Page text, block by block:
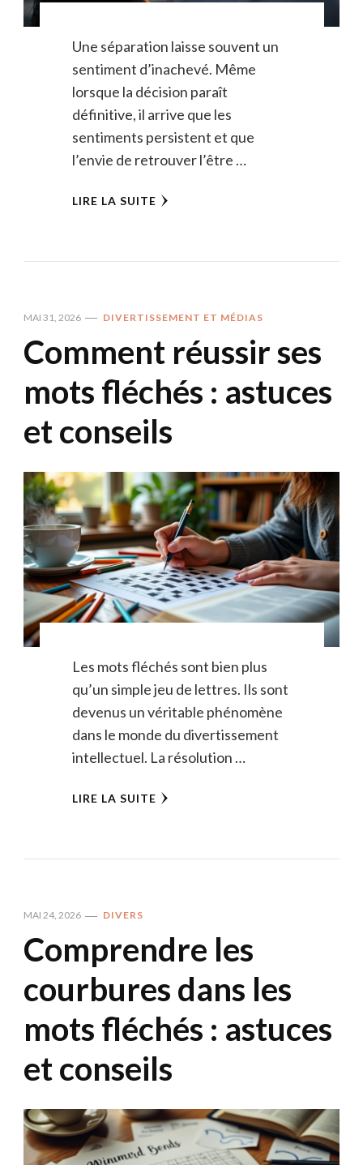
Une séparation laisse souvent un
sentiment d’inachevé. Même
lorsque la décision paraît
définitive, il arrive que les
sentiments persistent et que
l’envie de retrouver l’être …
LIRE LA SUITE
MAI 31, 2026 DIVERTISSEMENT ET MÉDIAS
Comment réussir ses
mots fléchés : astuces
et conseils
Les mots fléchés sont bien plus
qu’un simple jeu de lettres. Ils sont
devenus un véritable phénomène
dans le monde du divertissement
intellectuel. La résolution …
LIRE LA SUITE
MAI 24, 2026 DIVERS
Comprendre les
courbures dans les
mots fléchés : astuces
et conseils